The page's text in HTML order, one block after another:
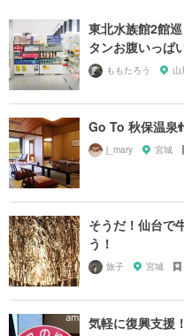
東北水族館2館
タンお腹いっぱ
ももたろう 山
Go To 秋保温泉
j_mary 宮城
そうだ！仙台で
う！
旅子 宮城
気軽に復興支援